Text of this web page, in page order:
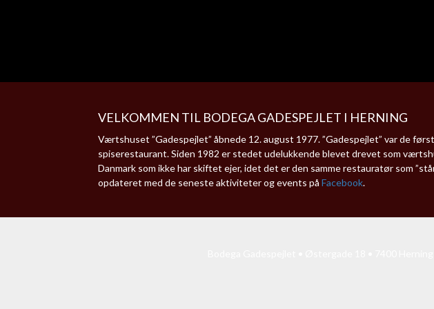
VELKOMMEN TIL BODEGA GADESPEJLET I HERNING
Værtshuset ”Gadespejlet” åbnede 12. august 1977. ”Gadespejlet” var de
spiserestaurant. Siden 1982 er stedet udelukkende blevet drevet som
Danmark som ikke har skiftet ejer, idet det er den samme restauratør som
opdateret med de seneste aktiviteter og events på Facebook.